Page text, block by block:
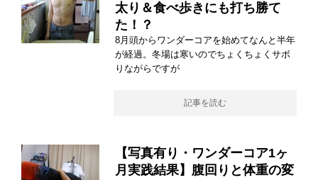
太り＆食べ歩きにも打ち勝て
た！？
8月頭からワンダーコアを始めてなんと半年
が経過。冬場は寒いのでちょくちょくサボ
りながらですが
記事を読む
【写真有り・ワンダーコア1ヶ
月実践結果】腹回りと体重の変